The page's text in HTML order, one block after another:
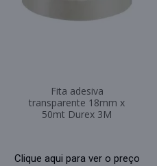
Fita adesiva
transparente 18mm x
50mt Durex 3M
Clique aqui para ver o preço